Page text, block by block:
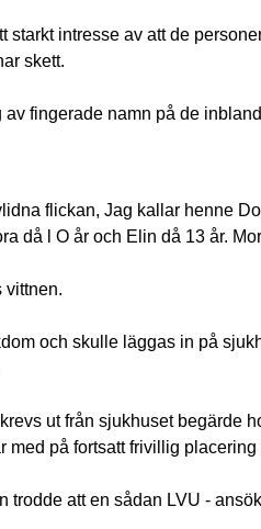
starkt intresse av att de
skett.
fingerade namn på de
flickan, Jag kallar henne
då l O år och Elin då 13 år.
vittnen.
och skulle läggas in på
ut från sjukhuset begärde
med på fortsatt frivillig
trodde att en sådan LVU -